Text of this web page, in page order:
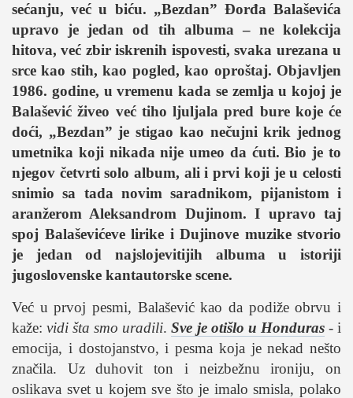
studenti
organizacije
konkursi
fakulteti
studentski život
zdravlje
it
kolumna
sdl podkast
STUDENTSKI DNEVNI LIST
o nama
impresum
kontakt
sećanju, već u biću. „Bezdan” Đorđa Balaševića
upravo je jedan od tih albuma – ne kolekcija
hitova, već zbir iskrenih ispovesti, svaka urezana u
srce kao stih, kao pogled, kao oproštaj. Objavljen
1986. godine, u vremenu kada se zemlja u kojoj je
Balašević živeo već tiho ljuljala pred bure koje će
doći, „Bezdan” je stigao kao nečujni krik jednog
umetnika koji nikada nije umeo da ćuti. Bio je to
njegov četvrti solo album, ali i prvi koji je u celosti
snimio sa tada novim saradnikom, pijanistom i
aranžerom Aleksandrom Dujinom. I upravo taj
spoj Balaševićeve lirike i Dujinove muzike stvorio
je jedan od najslojevitijih albuma u istoriji
jugoslovenske kantautorske scene.
Već u prvoj pesmi, Balašević kao da podiže obrvu i
kaže:vidi šta smo uradili.Sve je otišlo u Honduras- i
emocija, i dostojanstvo, i pesma koja je nekad nešto
značila. Uz duhovit ton i neizbežnu ironiju, on
oslikava svet u kojem sve što je imalo smisla, polako